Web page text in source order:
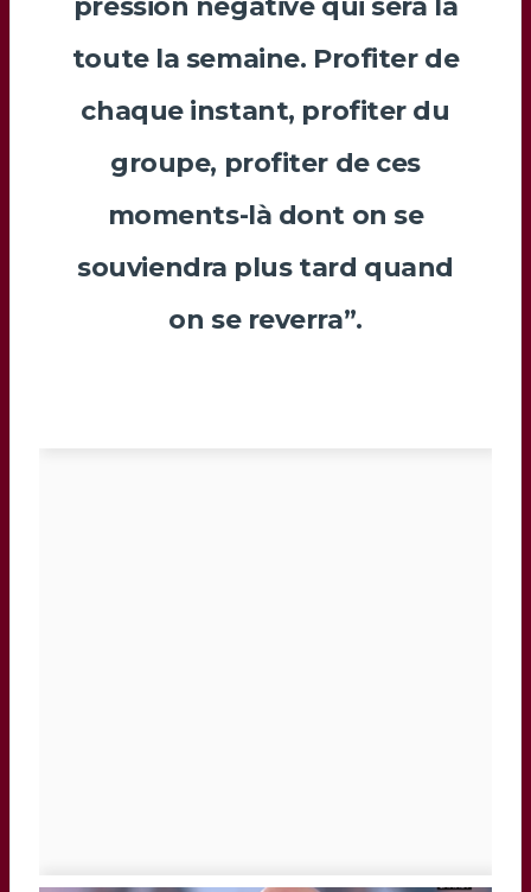
toute la semaine. Profiter de
chaque instant, profiter du
groupe, profiter de ces
moments-là dont on se
souviendra plus tard quand
on se reverra”.